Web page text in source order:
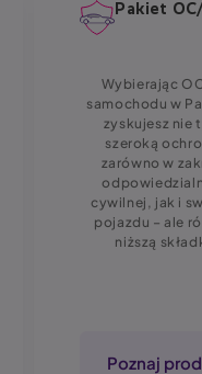
Pakiet
Wybierając
samochodu w
zyskujesz nie
szeroką
zarówno w
cywilnej, jak i
pojazdu – ale
niższą
Poznaj